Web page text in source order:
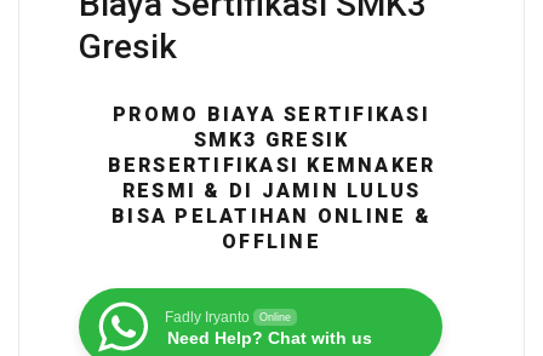
Gresik
PROMO BIAYA SERTIFIKASI
SMK3 GRESIK
BERSERTIFIKASI KEMNAKER
RESMI & DI JAMIN LULUS
BISA PELATIHAN ONLINE &
OFFLINE
Fadly Iryanto Online
Need Help? Chat with us